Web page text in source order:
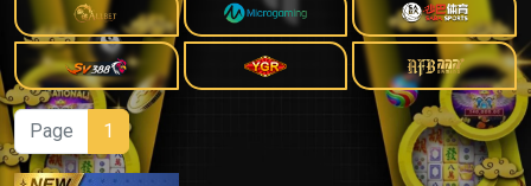
Page 1